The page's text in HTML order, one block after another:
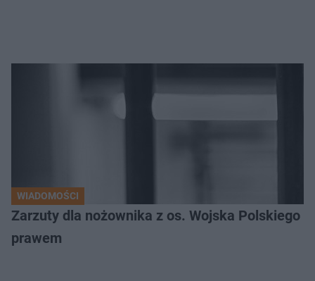
WIADOMOŚCI
Zarzuty dla nożownika z os. Wojska Polskiego
prawem